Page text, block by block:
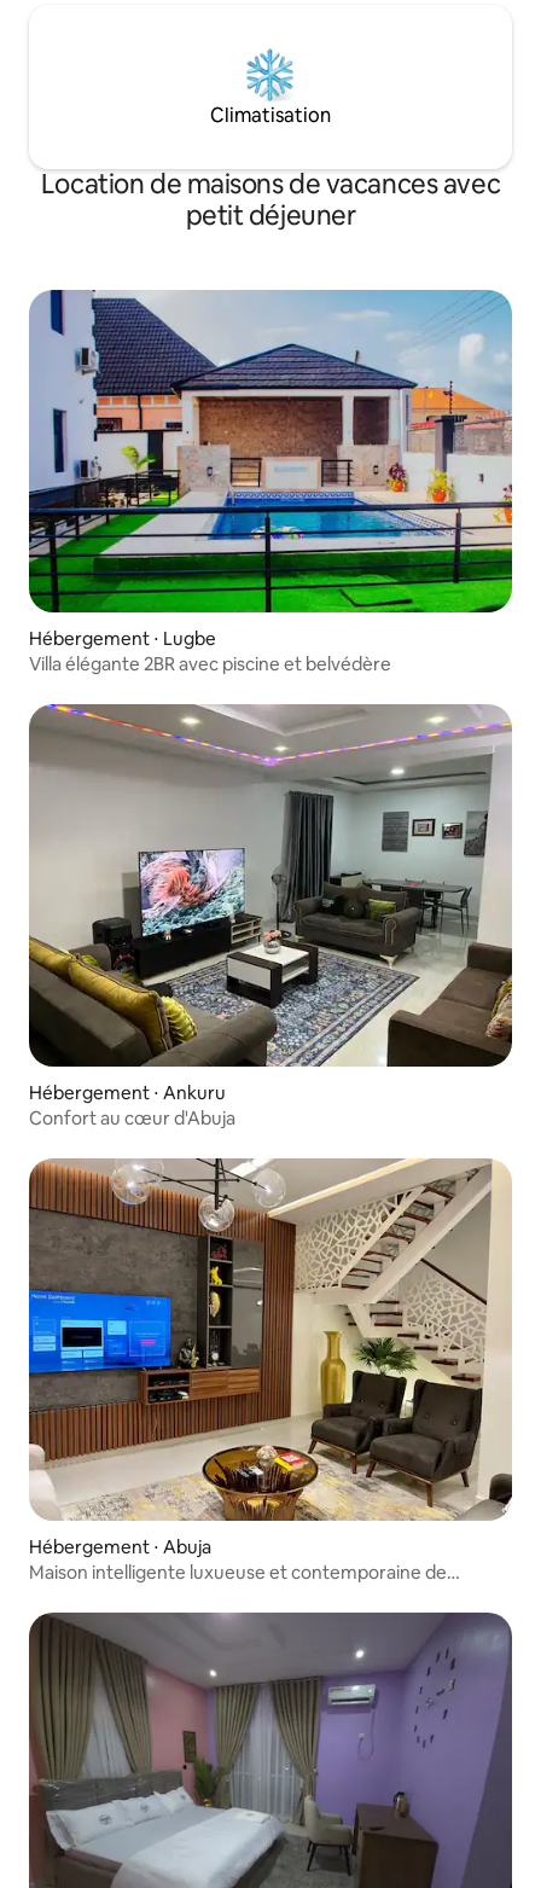
Climatisation
Location de maisons de vacances avec
petit déjeuner
Hébergement ⋅ Lugbe
Villa élégante 2BR avec piscine et belvédère
Hébergement ⋅ Ankuru
Confort au cœur d'Abuja
Hébergement ⋅ Abuja
Maison intelligente luxueuse et contemporaine de